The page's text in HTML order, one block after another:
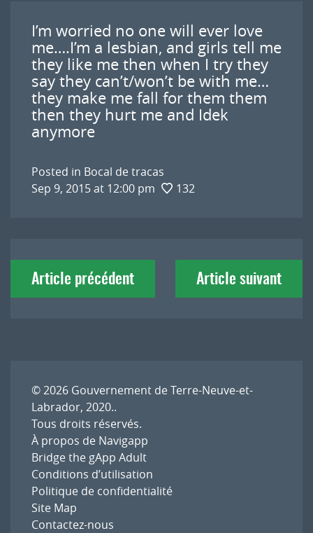
I’m worried no one will ever love
me….I’m a lesbian, and girls tell me
they like me then when I try they
say they can’t/won’t be with me…
they make me fall for them them
then they hurt me and Idek
anymore
Posted in Bocal de tracas
Sep 9, 2015 at 12:00 pm
132
Navigation
deArticle précédent Article suivant
© 2026 Gouvernement de Terre-Neuve-et-
Labrador, 2020..
Tous droits réservés.
À propos de Navigapp
Bridge the gApp Adult
Conditions d’utilisation
Politique de confidentialité
Site Map
Contactez-nous